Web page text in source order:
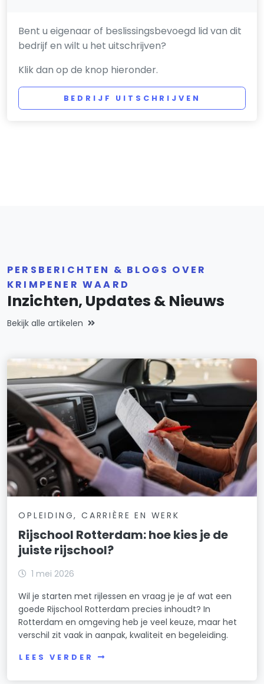
Bent u eigenaar of beslissingsbevoegd lid van dit
bedrijf en wilt u het uitschrijven?
Klik dan op de knop hieronder.
BEDRIJF UITSCHRIJVEN
PERSBERICHTEN & BLOGS OVER
KRIMPENER WAARD
Inzichten, Updates & Nieuws
Bekijk alle artikelen
OPLEIDING, CARRIÈRE EN WERK
Rijschool Rotterdam: hoe kies je de
juiste rijschool?
1 mei 2026
Wil je starten met rijlessen en vraag je je af wat een
goede Rijschool Rotterdam precies inhoudt? In
Rotterdam en omgeving heb je veel keuze, maar het
verschil zit vaak in aanpak, kwaliteit en begeleiding.
LEES VERDER